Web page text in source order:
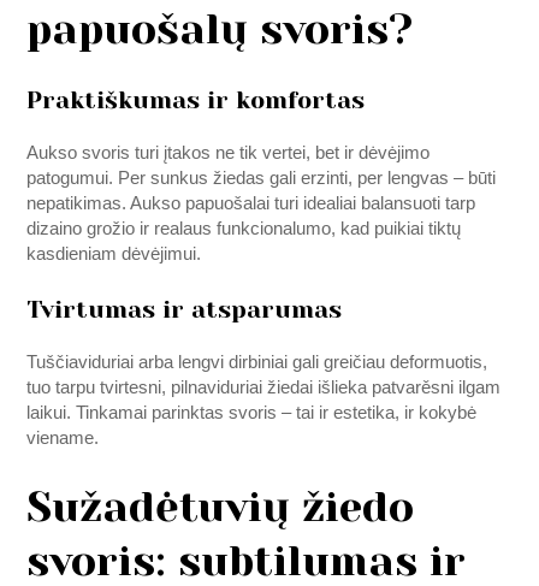
papuošalų svoris?
Praktiškumas ir komfortas
Aukso svoris turi įtakos ne tik vertei, bet ir dėvėjimo
patogumui. Per sunkus žiedas gali erzinti, per lengvas – būti
nepatikimas. Aukso papuošalai turi idealiai balansuoti tarp
dizaino grožio ir realaus funkcionalumo, kad puikiai tiktų
kasdieniam dėvėjimui.
Tvirtumas ir atsparumas
Tuščiaviduriai arba lengvi dirbiniai gali greičiau deformuotis,
tuo tarpu tvirtesni, pilnaviduriai žiedai išlieka patvarěsni ilgam
laikui. Tinkamai parinktas svoris – tai ir estetika, ir kokybė
viename.
Sužadėtuvių žiedo
svoris: subtilumas ir